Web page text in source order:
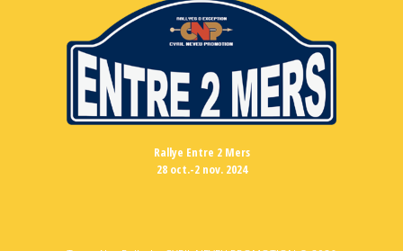
Rallye Entre 2 Mers
28 oct.-2 nov. 2024